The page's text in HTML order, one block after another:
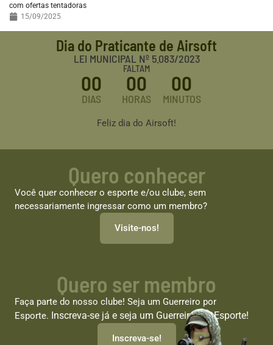
com ofertas tentadoras
15/09/2025
Dia do Praticante de Airsoft
LEI MUNICIPAL Nº 5.083/2023
FALTAM
00
DIAS
00
HORAS
00
MINUTOS
Feliz dia do Airsoft!
Quero conhecer
Você quer conhecer o esporte e/ou clube, sem
necessariamente ingressar como um membro?
Visite-nos!
Quero ser membro
Faça parte do nosso clube! Seja um Guerreiro por
Esporte. Inscreva-se já e seja um Guerreiro por Esporte!
Inscreva-se!